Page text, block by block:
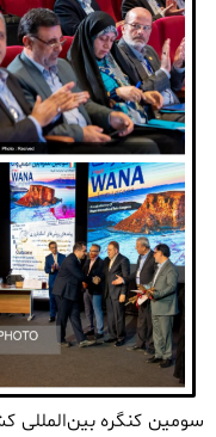
سومین کنگره بین‌المللی